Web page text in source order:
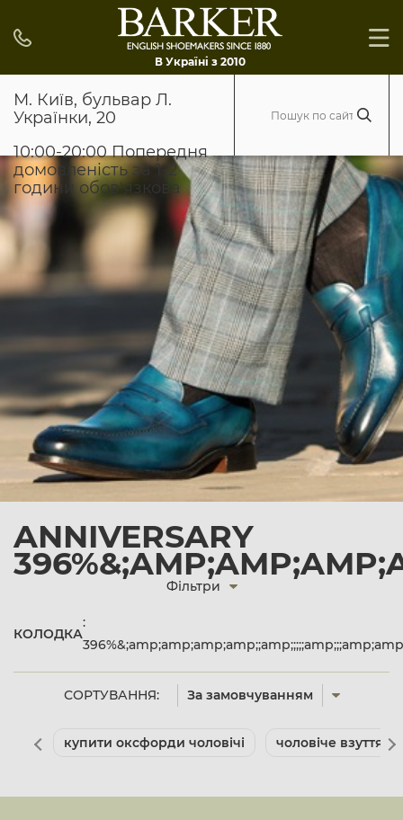
В Україні з 2010
М. Київ, бульвар Л.
Українки, 20
10:00-20:00 Попередня
домовленість за 1-2
години обов'язкова
ANNIVERSARY
СОРТУВАННЯ: За замовчуванням
Фільтри
КОЛОДКА
:
купити оксфорди чоловічі чоловіче взуття